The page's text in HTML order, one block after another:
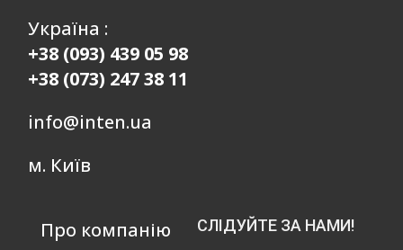
Україна :
+38 (093) 439 05 98
+38 (073) 247 38 11
info@inten.ua
м. Київ
Про компанію
СЛІДУЙТЕ ЗА НАМИ!